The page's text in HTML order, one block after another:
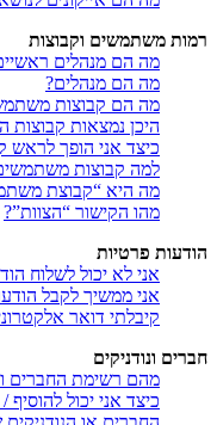
רמות משתמשים וקבוצות
מה הם מנהלים
מה הם מנהלים?
מה הם קבוצות
היכן נמצאות
כיצד אני הופך
למה קבוצות
מה היא “קבוצת
מהו הקישור “הצוות”?
הודעות פרטיות
אני לא יכול לשלוח
אני ממשיך לקבל
קיבלתי דואר
חברים ונודניקים
מהם רשימת החברים
כיצד אני יכול